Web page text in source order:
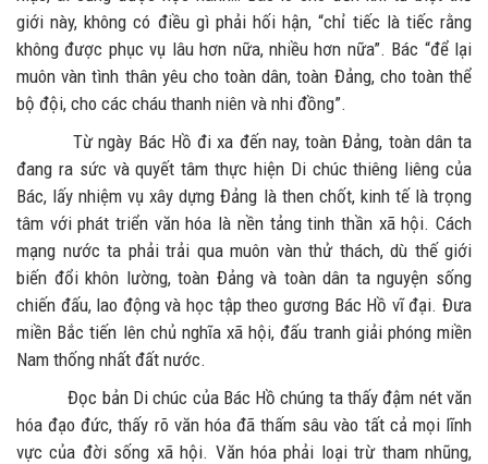
giới này, không có điều gì phải hối hận, “chỉ tiếc là tiếc rằng
không được phục vụ lâu hơn nữa, nhiều hơn nữa”. Bác “để lại
muôn vàn tình thân yêu cho toàn dân, toàn Đảng, cho toàn thể
bộ đội, cho các cháu thanh niên và nhi đồng”.
Từ ngày Bác Hồ đi xa đến nay, toàn Đảng, toàn dân ta
đang ra sức và quyết tâm thực hiện Di chúc thiêng liêng của
Bác, lấy nhiệm vụ xây dựng Đảng là then chốt, kinh tế là trọng
tâm với phát triển văn hóa là nền tảng tinh thần xã hội. Cách
mạng nước ta phải trải qua muôn vàn thử thách, dù thế giới
biến đổi khôn lường, toàn Đảng và toàn dân ta nguyện sống
chiến đấu, lao động và học tập theo gương Bác Hồ vĩ đại. Đưa
miền Bắc tiến lên chủ nghĩa xã hội, đấu tranh giải phóng miền
Nam thống nhất đất nước.
Đọc bản Di chúc của Bác Hồ chúng ta thấy đậm nét văn
hóa đạo đức, thấy rõ văn hóa đã thấm sâu vào tất cả mọi lĩnh
vực của đời sống xã hội. Văn hóa phải loại trừ tham nhũng,